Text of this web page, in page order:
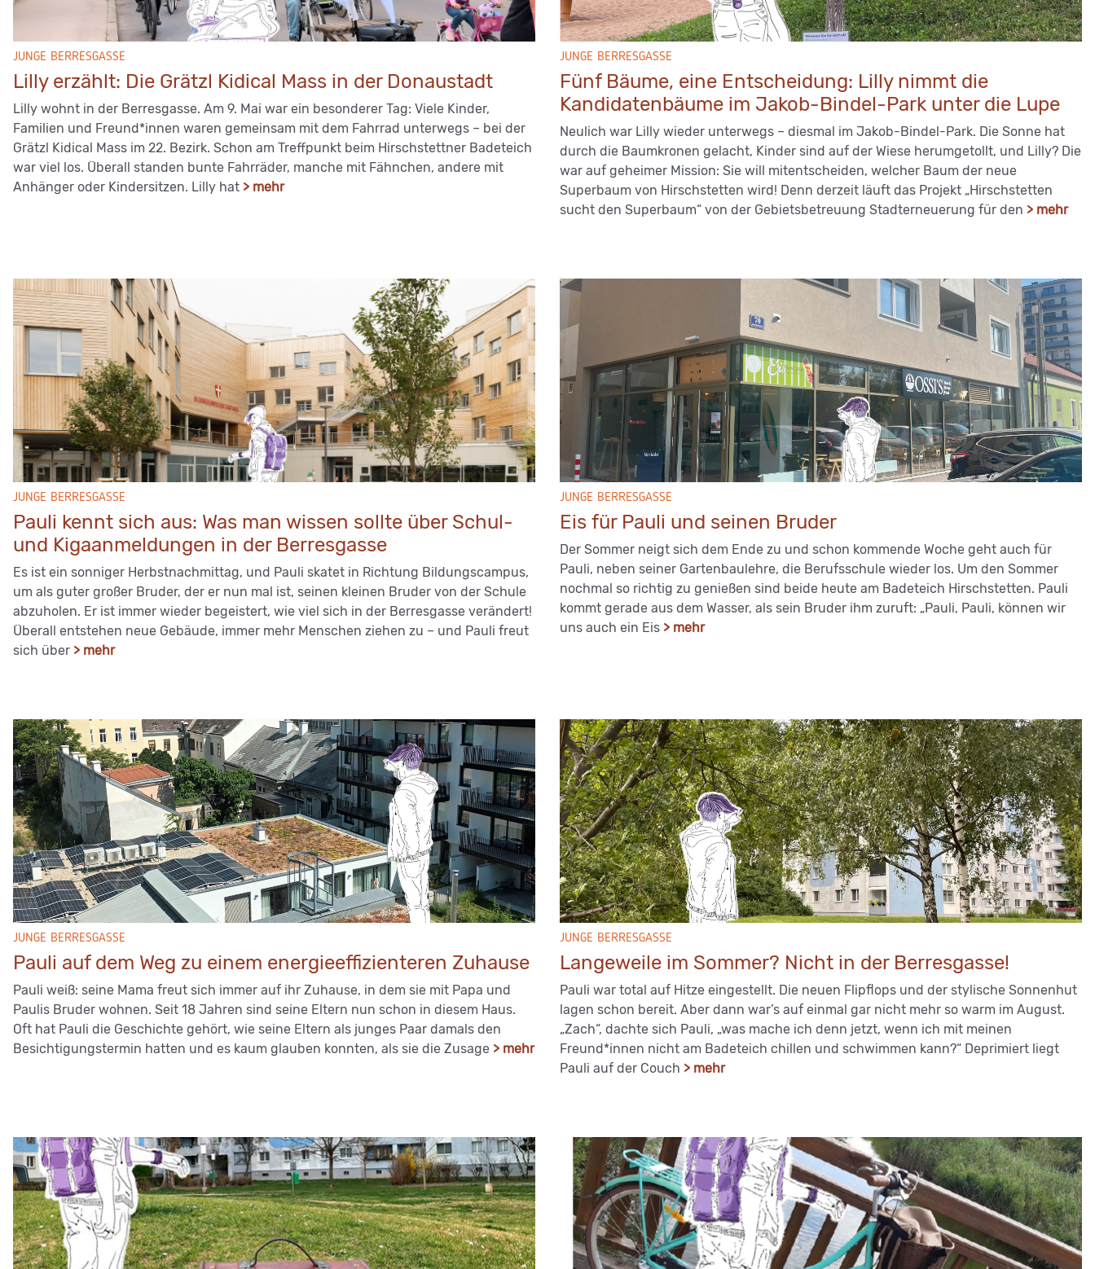
JUNGE BERRESGASSE
Lilly erzählt: Die Grätzl Kidical Mass in der Donaustadt
Lilly wohnt in der Berresgasse. Am 9. Mai war ein besonderer Tag: Viele Kinder,
Familien und Freund*innen waren gemeinsam mit dem Fahrrad unterwegs – bei der
Grätzl Kidical Mass im 22. Bezirk. Schon am Treffpunkt beim Hirschstettner Badeteich
war viel los. Überall standen bunte Fahrräder, manche mit Fähnchen, andere mit
Anhänger oder Kindersitzen. Lilly hat > mehr
JUNGE BERRESGASSE
Fünf Bäume, eine Entscheidung: Lilly nimmt die
Kandidatenbäume im Jakob-Bindel-Park unter die Lupe
Neulich war Lilly wieder unterwegs – diesmal im Jakob-Bindel-Park. Die Sonne hat
durch die Baumkronen gelacht, Kinder sind auf der Wiese herumgetollt, und Lilly? Die
war auf geheimer Mission: Sie will mitentscheiden, welcher Baum der neue
Superbaum von Hirschstetten wird! Denn derzeit läuft das Projekt „Hirschstetten
sucht den Superbaum“ von der Gebietsbetreuung Stadterneuerung für den > mehr
JUNGE BERRESGASSE
Pauli kennt sich aus: Was man wissen sollte über Schul-
und Kigaanmeldungen in der Berresgasse
Es ist ein sonniger Herbstnachmittag, und Pauli skatet in Richtung Bildungscampus,
um als guter großer Bruder, der er nun mal ist, seinen kleinen Bruder von der Schule
abzuholen. Er ist immer wieder begeistert, wie viel sich in der Berresgasse verändert!
Überall entstehen neue Gebäude, immer mehr Menschen ziehen zu – und Pauli freut
sich über > mehr
JUNGE BERRESGASSE
Eis für Pauli und seinen Bruder
Der Sommer neigt sich dem Ende zu und schon kommende Woche geht auch für
Pauli, neben seiner Gartenbaulehre, die Berufsschule wieder los. Um den Sommer
nochmal so richtig zu genießen sind beide heute am Badeteich Hirschstetten. Pauli
kommt gerade aus dem Wasser, als sein Bruder ihm zuruft: „Pauli, Pauli, können wir
uns auch ein Eis > mehr
JUNGE BERRESGASSE
Pauli auf dem Weg zu einem energieeffizienteren Zuhause
Pauli weiß: seine Mama freut sich immer auf ihr Zuhause, in dem sie mit Papa und
Paulis Bruder wohnen. Seit 18 Jahren sind seine Eltern nun schon in diesem Haus.
Oft hat Pauli die Geschichte gehört, wie seine Eltern als junges Paar damals den
Besichtigungstermin hatten und es kaum glauben konnten, als sie die Zusage > mehr
JUNGE BERRESGASSE
Langeweile im Sommer? Nicht in der Berresgasse!
Pauli war total auf Hitze eingestellt. Die neuen Flipflops und der stylische Sonnenhut
lagen schon bereit. Aber dann war’s auf einmal gar nicht mehr so warm im August.
„Zach“, dachte sich Pauli, „was mache ich denn jetzt, wenn ich mit meinen
Freund*innen nicht am Badeteich chillen und schwimmen kann?“ Deprimiert liegt
Pauli auf der Couch > mehr